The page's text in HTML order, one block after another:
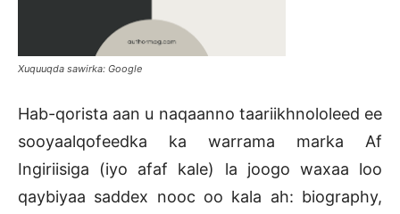
Xuquuqda sawirka: Google
Hab-qorista aan u naqaanno taariikhnololeed ee
sooyaalqofeedka ka warrama marka Af
Ingiriisiga (iyo afaf kale) la joogo waxaa loo
qaybiyaa saddex nooc oo kala ah: biography,